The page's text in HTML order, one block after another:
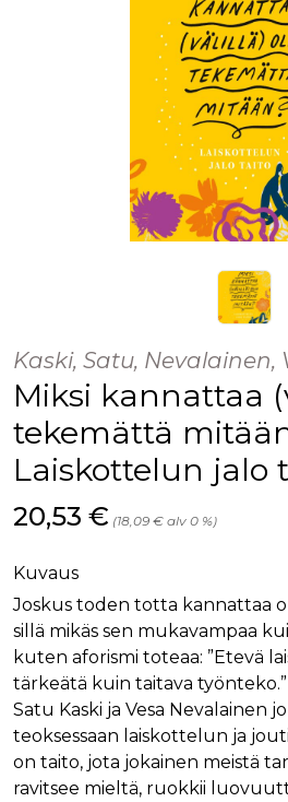
Kaski, Satu, Nevalainen,
Miksi kannattaa
tekemättä
Laiskottelun jalo
Hinta nyt
20,53 € (18,09 € alv 0 %)
Kuvaus
Joskus toden totta kannattaa
sillä mikäs sen mukavampaa
kuten aforismi toteaa: ”Etevä
tärkeätä kuin taitava työnteko.”
Satu Kaski ja Vesa Nevalainen
teoksessaan laiskottelun ja
on taito, jota jokainen meistä
ravitsee mieltä, ruokkii